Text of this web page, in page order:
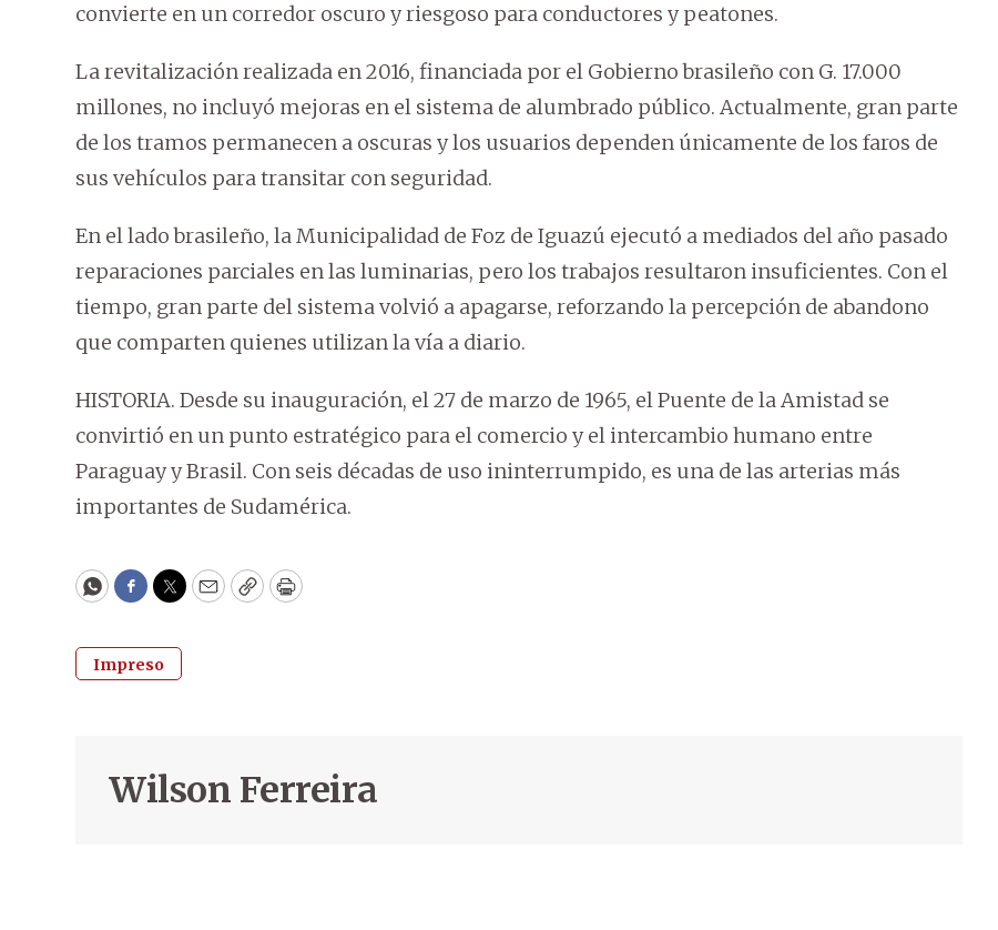
convierte en un corredor oscuro y riesgoso para conductores y peatones.
La revitalización realizada en 2016, financiada por el Gobierno brasileño con G. 17.000
millones, no incluyó mejoras en el sistema de alumbrado público. Actualmente, gran parte
de los tramos permanecen a oscuras y los usuarios dependen únicamente de los faros de
sus vehículos para transitar con seguridad.
En el lado brasileño, la Municipalidad de Foz de Iguazú ejecutó a mediados del año pasado
reparaciones parciales en las luminarias, pero los trabajos resultaron insuficientes. Con el
tiempo, gran parte del sistema volvió a apagarse, reforzando la percepción de abandono
que comparten quienes utilizan la vía a diario.
HISTORIA. Desde su inauguración, el 27 de marzo de 1965, el Puente de la Amistad se
convirtió en un punto estratégico para el comercio y el intercambio humano entre
Paraguay y Brasil. Con seis décadas de uso ininterrumpido, es una de las arterias más
importantes de Sudamérica.
WhatsApp
Facebook
Twitter
EmailCopyPrint
Impreso
Wilson Ferreira